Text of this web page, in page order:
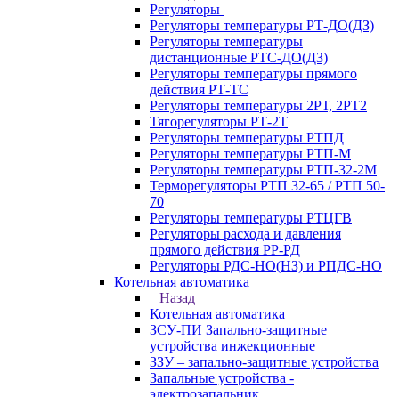
Регуляторы
Регуляторы температуры РТ-ДО(ДЗ)
Регуляторы температуры
дистанционные РТС-ДО(ДЗ)
Регуляторы температуры прямого
действия РТ-ТС
Регуляторы температуры 2РТ, 2РT2
Тягорегуляторы РТ-2Т
Регуляторы температуры РТПД
Регуляторы температуры РТП-M
Регуляторы температуры РТП-32-2М
Терморегуляторы РТП 32-65 / РТП 50-
70
Регуляторы температуры РТЦГВ
Регуляторы расхода и давления
прямого действия РР-РД
Регуляторы РДС-НО(НЗ) и РПДС-НО
Котельная автоматика
Назад
Котельная автоматика
ЗСУ-ПИ Запально-защитные
устройства инжекционные
ЗЗУ – запально-защитные устройства
Запальные устройства -
электрозапальник